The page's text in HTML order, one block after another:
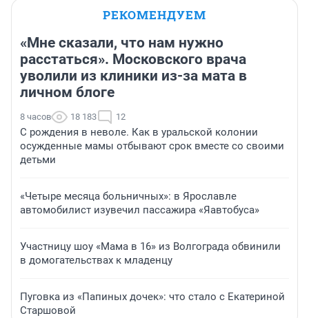
РЕКОМЕНДУЕМ
«Мне сказали, что нам нужно
расстаться». Московского врача
уволили из клиники из-за мата в
личном блоге
8 часов 18 183 12
С рождения в неволе. Как в уральской колонии
осужденные мамы отбывают срок вместе со своими
детьми
«Четыре месяца больничных»: в Ярославле
автомобилист изувечил пассажира «Яавтобуса»
Участницу шоу «Мама в 16» из Волгограда обвинили
в домогательствах к младенцу
Пуговка из «Папиных дочек»: что стало с Екатериной
Старшовой